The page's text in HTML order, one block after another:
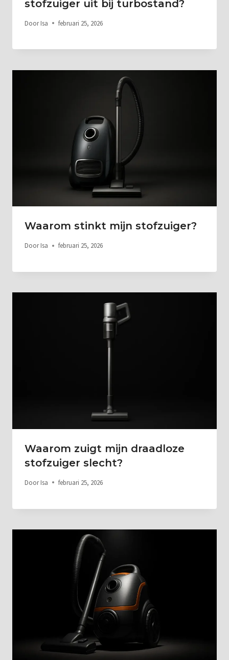
stofzuiger uit bij turbostand?
Door Isa februari 25, 2026
Waarom stinkt mijn stofzuiger?
Door Isa februari 25, 2026
Waarom zuigt mijn draadloze
stofzuiger slecht?
Door Isa februari 25, 2026